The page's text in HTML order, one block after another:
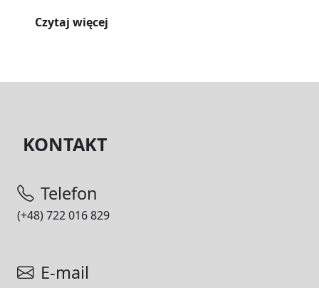
Czytaj więcej
KONTAKT
Telefon
(+48) 722 016 829
E-mail